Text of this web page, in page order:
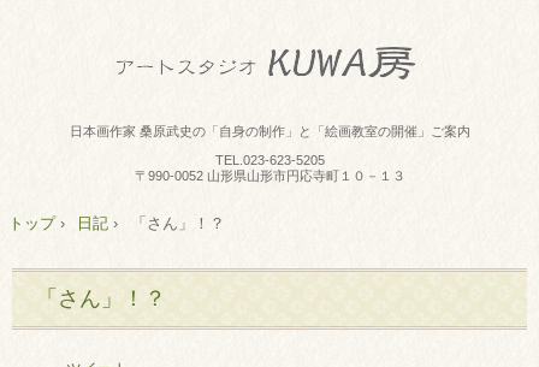
日本画作家 桑原武史の「自身の制作」と「絵画教室の開催」ご案内
TEL. 023-623-5205
〒990-0052 山形県山形市円応寺町１０－１３
トップ› 日記 › 「さん」！？
「さん」！？